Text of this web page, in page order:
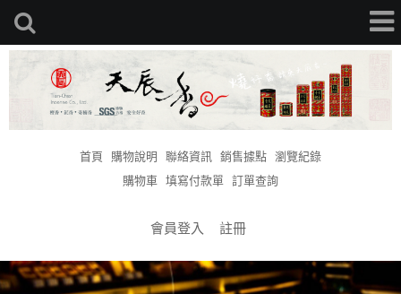
首頁 購物說明 聯絡資訊 銷售據點 瀏覽紀錄
購物車 填寫付款單 訂單查詢
會員登入 註冊